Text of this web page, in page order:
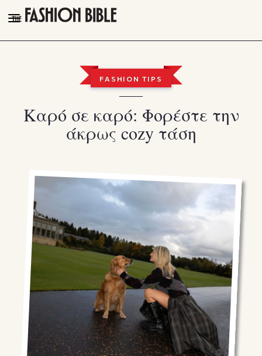
THE FASHION BIBLE
TALK OF THE TOWN
PLEASURES
FOLLOW
Facebook
Instagram
Youtube
TikTok
X(Twitter)
FASHION TIPS
Καρό σε καρό: Φορέστε την
άκρως cozy τάση